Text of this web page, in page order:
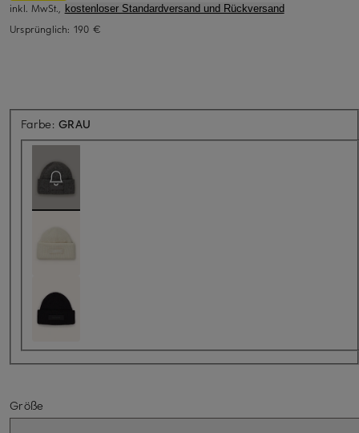
inkl. MwSt., kostenloser Standardversand und Rückversand
Ursprünglich: 190 €
Farbe:GRAU
Größe